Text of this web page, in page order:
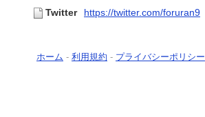
Twitter
https://twitter.com/foruran9
ホーム - 利用規約 - プライバシーポリシー